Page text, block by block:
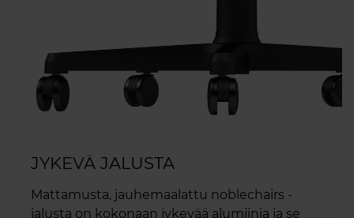
JYKEVÄ JALUSTA
Mattamusta, jauhemaalattu noblechairs -
jalusta on kokonaan jykevää alumiinia ja se